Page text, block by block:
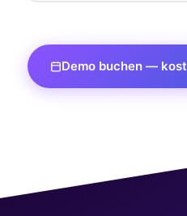
Demo buchen —